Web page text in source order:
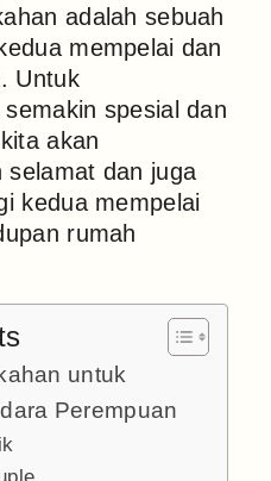
adalah sebuah
mempelai dan
Untuk
spesial dan
akan
selamat dan juga
kedua mempelai
rumah
untuk
Perempuan